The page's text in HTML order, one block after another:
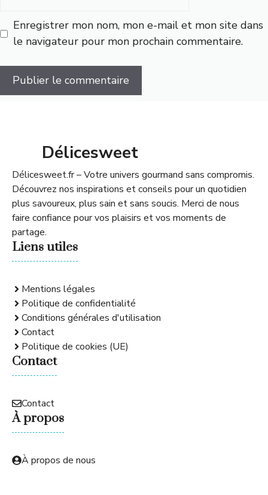
Enregistrer mon nom, mon e-mail et mon site dans
le navigateur pour mon prochain commentaire.
Délicesweet
Délicesweet.fr – Votre univers gourmand sans compromis.
Découvrez nos inspirations et conseils pour un quotidien
plus savoureux, plus sain et sans soucis. Merci de nous
faire confiance pour vos plaisirs et vos moments de
partage.
Liens utiles
Mentions légales
Politique de confidentialité
Conditions générales d'utilisation
Contact
Politique de cookies (UE)
Contact
Contact
À propos
À propos de nous